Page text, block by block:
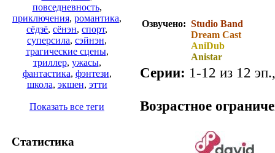
повседневность,
приключения, романтика,
сёдзё, сёнэн, спорт,
суперсила, сэйнэн,
трагические сцены,
триллер, ужасы,
фантастика, фэнтези,
школа, экшен, этти
Показать все теги
Статистика
Озвучено: Studio Band
Dream Cast
AniDub
Anistar
Серии: 1-12 из 12
Возрастное